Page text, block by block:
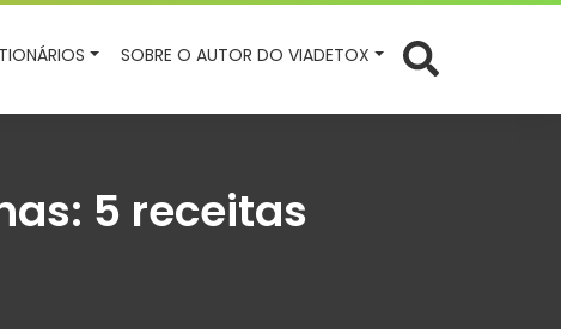
SOBRE O AUTOR DO VIADETOX
5 receitas